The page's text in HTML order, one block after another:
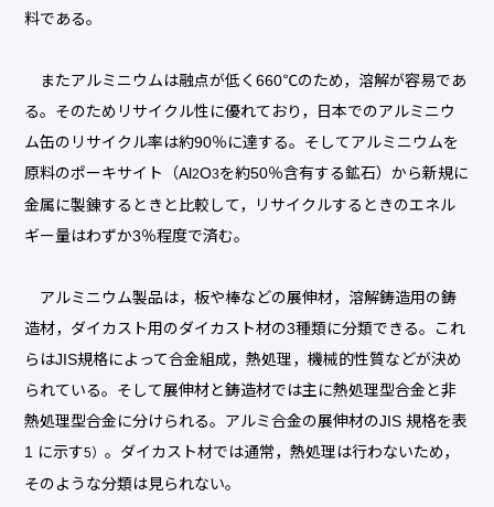
料である。
またアルミニウムは融点が低く660℃のため，溶解が容易であ
る。そのためリサイクル性に優れており，日本でのアルミニウ
ム缶のリサイクル率は約90％に達する。そしてアルミニウムを
原料のポーキサイト（Al2O3を約50％含有する鉱石）から新規に
金属に製錬するときと比較して，リサイクルするときのエネル
ギー量はわずか3％程度で済む。
アルミニウム製品は，板や棒などの展伸材，溶解鋳造用の鋳
造材，ダイカスト用のダイカスト材の3種類に分類できる。これ
らはJIS規格によって合金組成，熱処理，機械的性質などが決め
られている。そして展伸材と鋳造材では主に熱処理型合金と非
熱処理型合金に分けられる。アルミ合金の展伸材のJIS 規格を表
1 に示す5）。ダイカスト材では通常，熱処理は行わないため，
そのような分類は見られない。